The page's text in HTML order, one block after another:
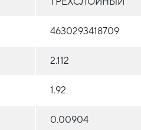
4630293418709
2.112
1.92
0.00904